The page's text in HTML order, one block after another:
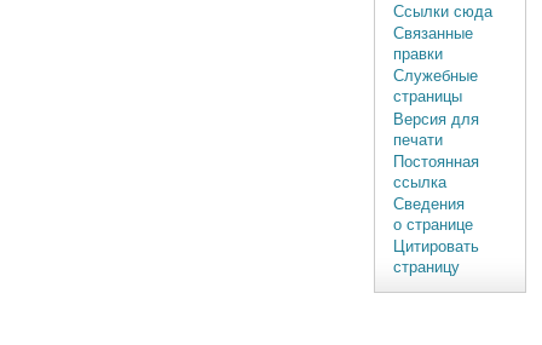
Ссылки сюда
Связанные
правки
Служебные
страницы
Версия для
печати
Постоянная
ссылка
Сведения
о странице
Цитировать
страницу